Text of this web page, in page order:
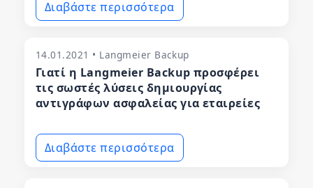
Διαβάστε περισσότερα
14.01.2021 • Langmeier Backup
Γιατί η Langmeier Backup προσφέρει
τις σωστές λύσεις δημιουργίας
αντιγράφων ασφαλείας για εταιρείες
Διαβάστε περισσότερα